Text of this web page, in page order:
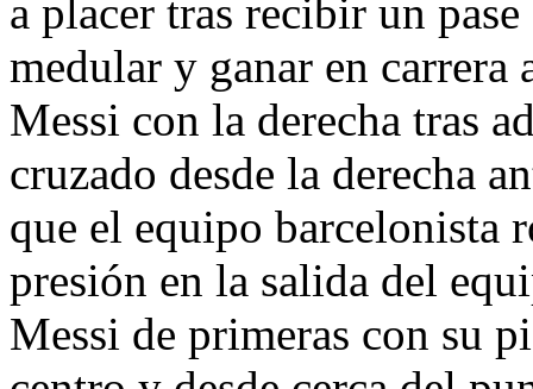
a placer tras recibir un
medular y ganar en carrera
Messi con la derecha tras
cruzado desde la derecha
que el equipo barcelonista
presión en la salida del
Messi de primeras con su